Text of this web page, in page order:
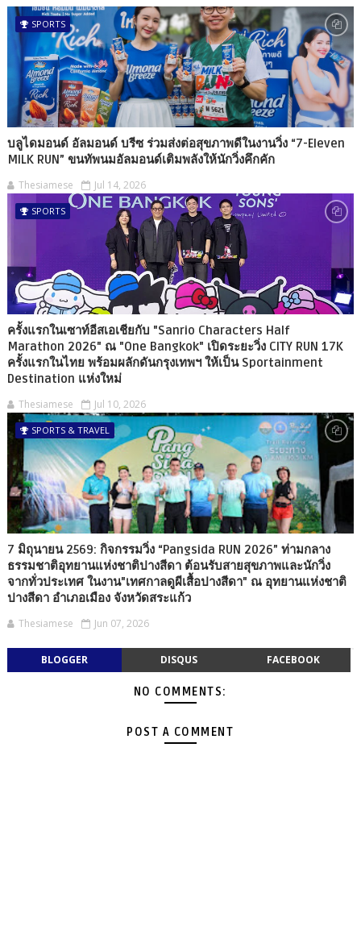
SPORTS
บลูไดมอนด์ อัลมอนด์ บรีซ ร่วมส่งต่อสุขภาพดีในงานวิ่ง “7-Eleven
MILK RUN” ขนทัพนมอัลมอนด์เติมพลังให้นักวิ่งคึกคัก
Thesiamese Jul 14, 2026
SPORTS
ครั้งแรกในเซาท์อีสเอเชียกับ "Sanrio Characters Half
Marathon 2026" ณ "One Bangkok" เปิดระยะวิ่ง CITY RUN 17K
ครั้งแรกในไทย พร้อมผลักดันกรุงเทพฯ ให้เป็น Sportainment
Destination แห่งใหม่
Thesiamese Jul 10, 2026
SPORTS & TRAVEL
7 มิถุนายน 2569: กิจกรรมวิ่ง “Pangsida RUN 2026” ท่ามกลาง
ธรรมชาติอุทยานแห่งชาติปางสีดา ต้อนรับสายสุขภาพและนักวิ่ง
จากทั่วประเทศ ในงาน"เทศกาลดูผีเสื้อปางสีดา" ณ อุทยานแห่งชาติ
ปางสีดา อำเภอเมือง จังหวัดสระแก้ว
Thesiamese Jun 07, 2026
BLOGGER DISQUS FACEBOOK
NO COMMENTS:
POST A COMMENT